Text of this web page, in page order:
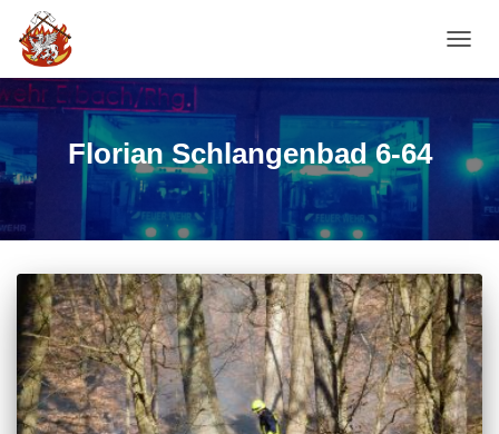
Florian Schlangenbad 6-64